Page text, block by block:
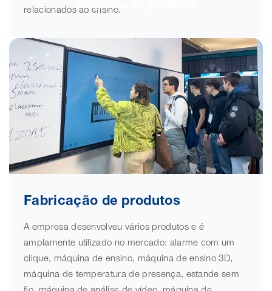
relacionados ao ensino.
Fabricação de produtos
A empresa desenvolveu vários produtos e é
amplamente utilizado no mercado: alarme com um
clique, máquina de ensino, máquina de ensino 3D,
máquina de temperatura de presença, estande sem